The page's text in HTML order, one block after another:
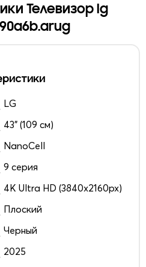
Телевизор lg
LG
43" (109 см)
NanoCell
9 серия
4K Ultra HD (3840x2160px)
Плоский
Черный
2025